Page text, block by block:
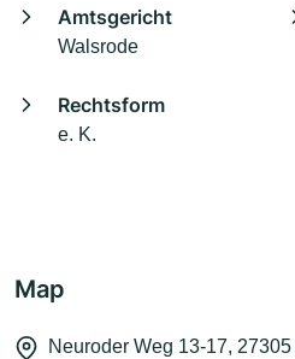
Amtsgericht
Walsrode
Rechtsform
e. K.
Map
Neuroder Weg 13-17,